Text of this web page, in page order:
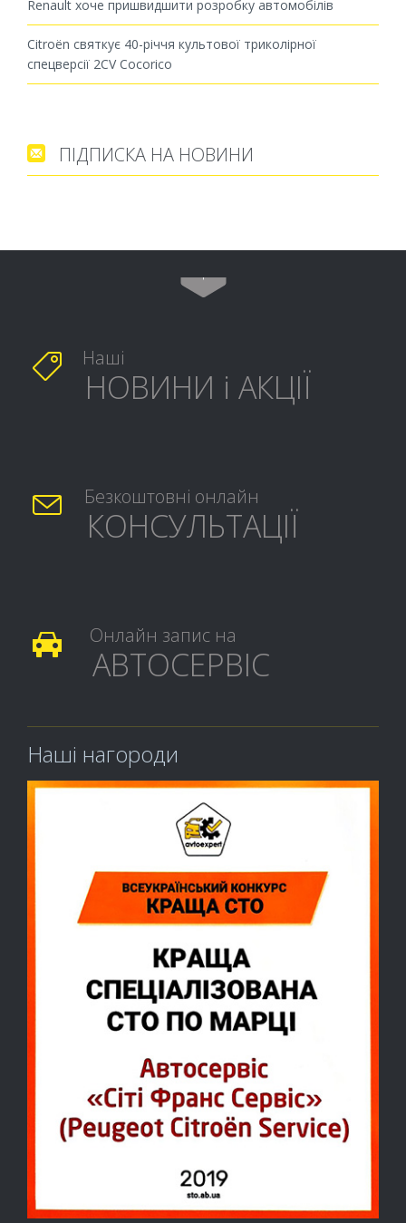
Renault хоче пришвидшити розробку автомобілів
Citroën святкує 40-річчя культової триколірної
спецверсії 2CV Cocorico
 ПІДПИСКА НА НОВИНИ
 Наші
НОВИНИ і АКЦІЇ
 Безкоштовні онлайн
КОНСУЛЬТАЦІЇ
 Онлайн запис на
АВТОСЕРВІС
Наші нагороди